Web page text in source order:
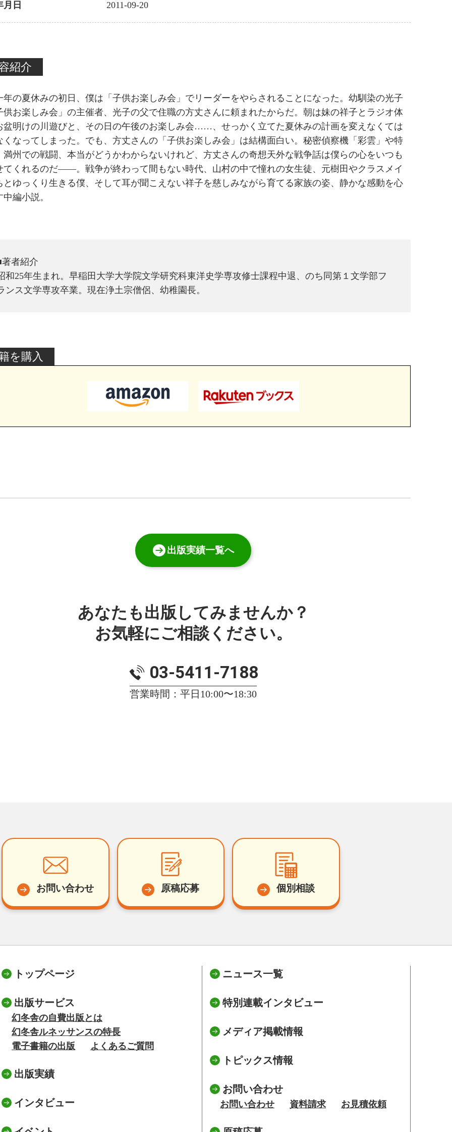
月日 2011-09-20
紹介
年の夏休みの初日、僕は「子供お楽しみ会」でリーダーをやらされることになった。幼馴染の光子
供お楽しみ会」の主催者、光子の父で住職の方丈さんに頼まれたからだ。朝は妹の祥子とラジオ体
盆明けの川遊びと、その日の午後のお楽しみ会……、せっかく立てた夏休みの計画を変えなくては
くなってしまった。でも、方丈さんの「子供お楽しみ会」は結構面白い。秘密偵察機「彩雲」や特
満州での戦闘、本当がどうかわからないけれど、方丈さんの奇想天外な戦争話は僕らの心をいつも
てくれるのだ――。戦争が終わって間もない時代、山村の中で憧れの女生徒、元樹田やクラスメイ
とゆっくり生きる僕、そして耳が聞こえない祥子を慈しみながら育てる家族の姿、静かな感動を心
編小説。
者紹介
和25年生まれ。早稲田大学大学院文学研究科東洋史学専攻修士課程中退、のち同第１文学部フ
ンス文学専攻卒業。現在浄土宗僧侶、幼稚園長。
を購入
出版実績一覧へ
あなたも出版してみませんか？
お気軽にご相談ください。
03-5411-7188
営業時間：平日10:00〜18:30
お問い合わせ 原稿応募 個別相談
トップページ
出版サービス
幻冬舎の自費出版とは
幻冬舎ルネッサンスの特長
電子書籍の出版
よくあるご質問
出版実績
インタビュー
ニュース一覧
特別連載インタビュー
メディア掲載情報
トピックス情報
お問い合わせ
お問い合わせ 資料請求 お見積依頼